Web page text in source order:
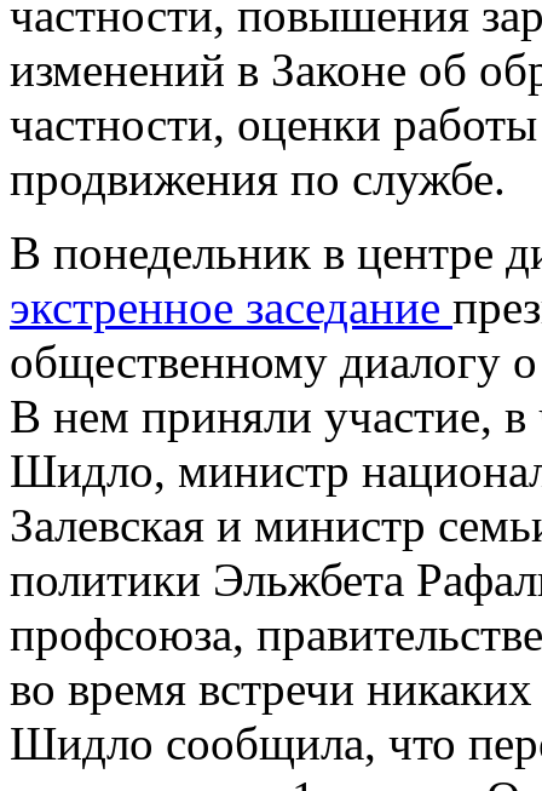
частности, повышения
изменений в Законе об
частности, оценки
продвижения по службе.
В понедельник в центре
экстренное заседание
общественному диалогу
В нем приняли участие, в
Шидло, министр
Залевская и министр
политики Эльжбета
профсоюза,
во время встречи
Шидло сообщила, что